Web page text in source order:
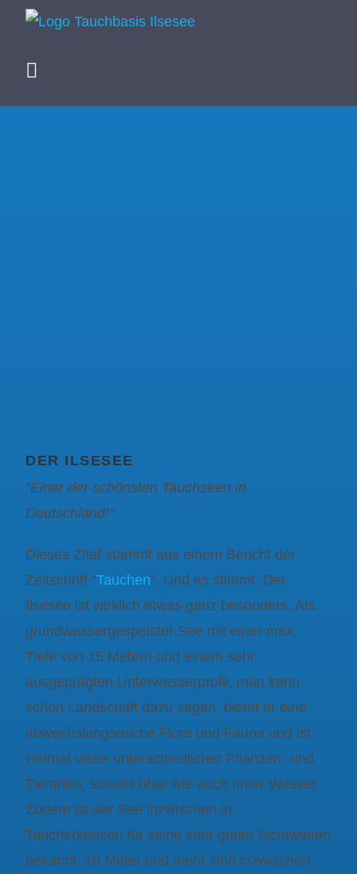
DER ILSESEE
“Einer der schönsten Tauchseen in
Deutschland!”
Dieses Zitat stammt aus einem Bericht der
Zeitschrift “Tauchen”. Und es stimmt. Der
Ilsesee ist wirklich etwas ganz besonders. Als
grundwassergespeister See mit einer max.
Tiefe von 15 Metern und einem sehr
ausgeprägten Unterwasserprofil, man kann
schon Landschaft dazu sagen, bietet er eine
abwechslungsreiche Flora und Fauna und ist
Heimat vieler unterschiedlicher Pflanzen- und
Tierarten, sowohl über wie auch unter Wasser.
Zudem ist der See inzwischen in
Taucherkreisen für seine sehr guten Sichtweiten
bekannt. 10 Meter und mehr sind inzwischen